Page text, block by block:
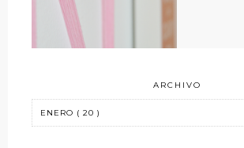
ARCHIVO